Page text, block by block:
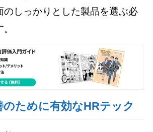
のしっかりとした製品を選ぶ必
のために有効なHRテック